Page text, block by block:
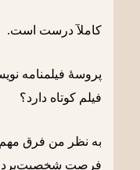
کاملآ درست است.
پروسۀ فیلمنامه
فیلم کوتاه دارد؟
به نظر من فرق
فرصت